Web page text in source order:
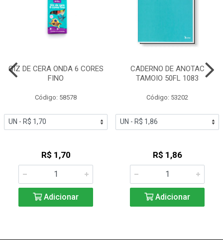
GIZ DE CERA ONDA 6 CORES
FINO
Código: 58578
R$ 1,70
Adicionar
CADERNO DE ANOTAC
TAMOIO 50FL 1083
Código: 53202
R$ 1,86
Adicionar